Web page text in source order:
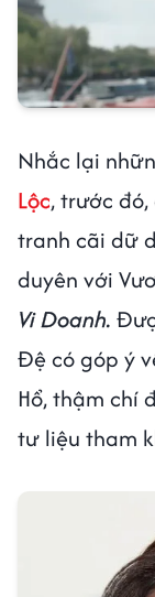
Nhắc lại
Lộc, trước
tranh cãi dữ
duyên với
Vi Doanh.
Đệ có góp ý
Hổ, thậm chí
tư liệu tham